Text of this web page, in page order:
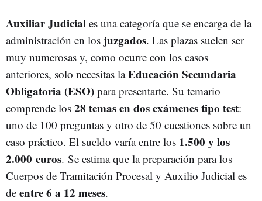
Auxiliar Judicial es una categoría que se encarga de la
administración en los juzgados. Las plazas suelen ser
muy numerosas y, como ocurre con los casos
anteriores, solo necesitas laEducación Secundaria
Obligatoria (ESO) para presentarte. Su temario
comprende los 28 temas en dos exámenes tipo test:
uno de 100 preguntas y otro de 50 cuestiones sobre un
caso práctico. El sueldo varía entre los 1.500 y los
2.000 euros. Se estima que la preparación para los
Cuerpos de Tramitación Procesal y Auxilio Judicial es
de entre 6 a 12 meses.